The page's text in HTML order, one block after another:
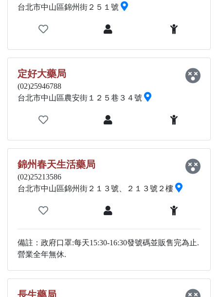
台北市中山區錦州街２５１號
定好大藥局
(02)25946788
台北市中山區農安街１２５巷３４號
錦州春天生活藥局
(02)25213586
台北市中山區錦州街２１３號、２１３號２樓
備註：政府口罩:每天15:30-16:30發號碼並販售完為止.
營業全年無休.
長生藥局